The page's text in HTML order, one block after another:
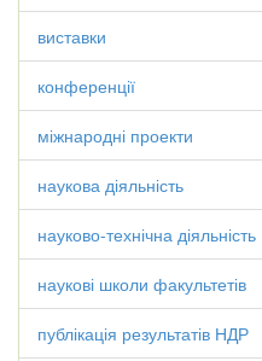
виставки
конференції
міжнародні проекти
наукова діяльність
науково-технічна діяльність
наукові школи факультетів
публікація результатів НДР